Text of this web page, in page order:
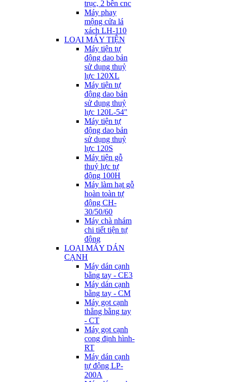
trục, 2 bên cnc
Máy phay
mộng cửa lá
xách LH-110
LOẠI MÁY TIỆN
Máy tiện tự
động dao bản
sử dụng thuỷ
lực 120XL
Máy tiện tự
động dao bản
sử dụng thuỷ
lực 120L-54"
Máy tiện tự
động dao bản
sử dụng thuỷ
lực 120S
Máy tiện gỗ
thuỷ lực tự
động 100H
Máy làm hạt gỗ
hoàn toàn tự
động CH-
30/50/60
Máy chà nhám
chi tiết tiện tự
động
LOẠI MÁY DÁN
CẠNH
Máy dán cạnh
bằng tay - CE3
Máy dán cạnh
bằng tay - CM
Máy gọt cạnh
thẳng bằng tay
- CT
Máy gọt cạnh
cong định hình-
RT
Máy dán cạnh
tự động LP-
200A